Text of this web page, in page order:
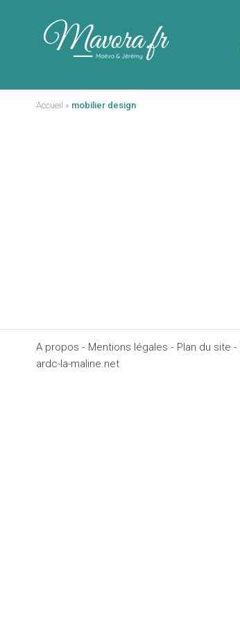
Accueil » mobilier design
A propos - Mentions légales - Plan du site -
ardc-la-maline.net